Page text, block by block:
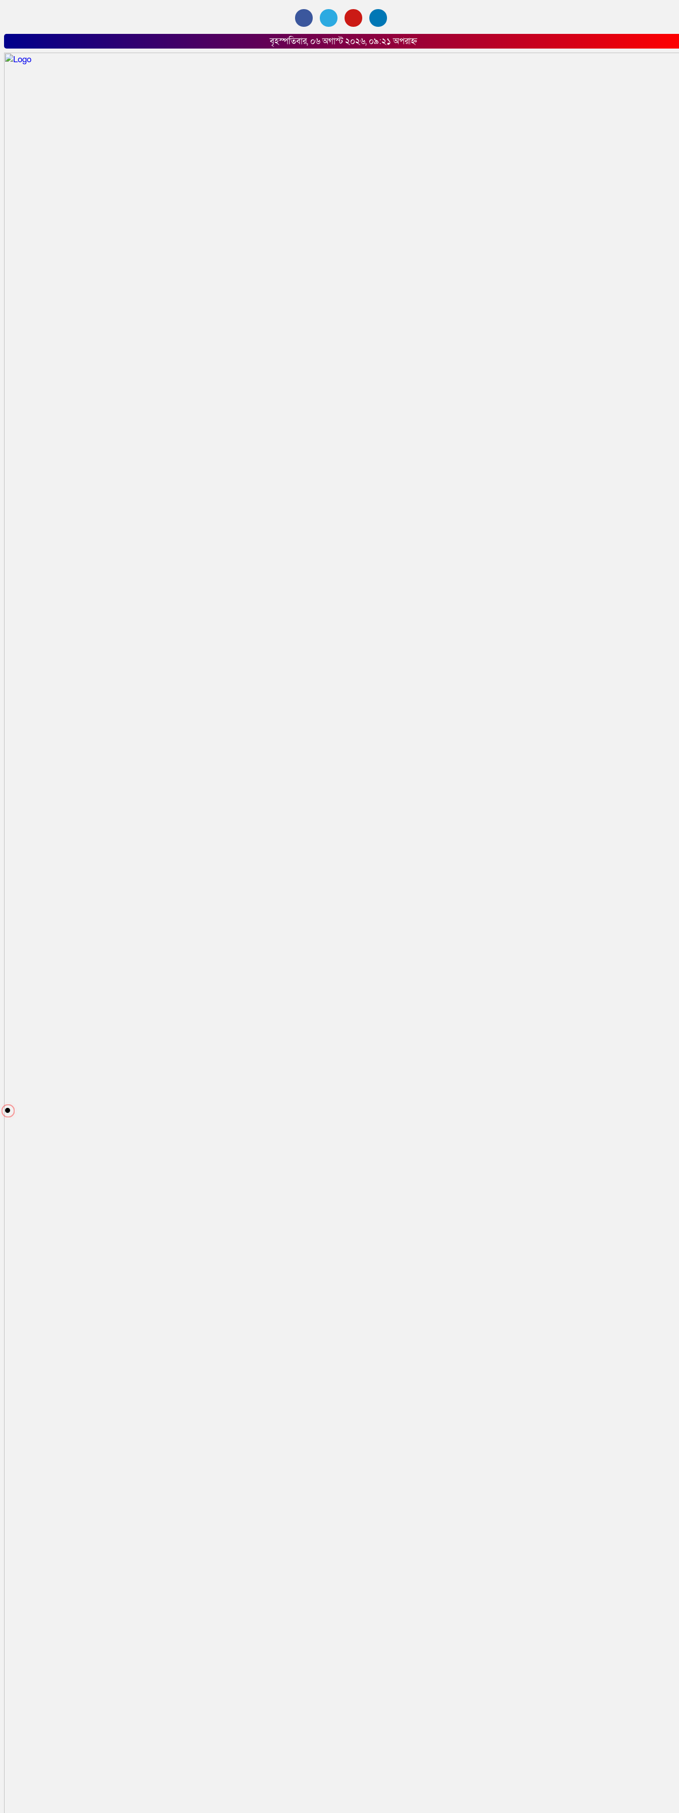
বৃহস্পতিবার, ০৬ অগাস্ট ২০২৬, ০৯:২১ অপরাহ্ন